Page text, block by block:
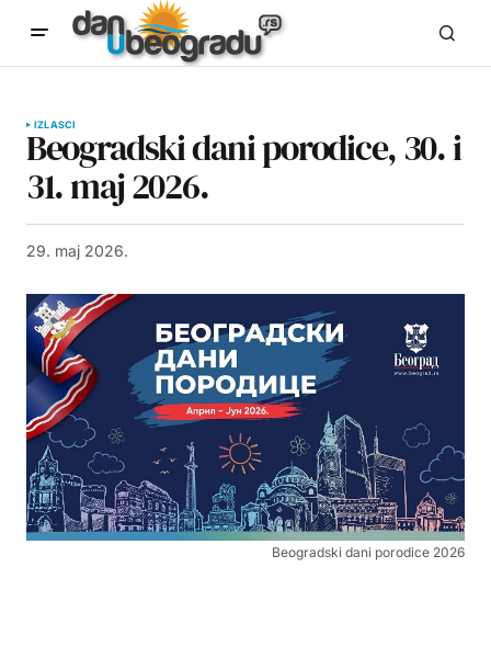
IZLASCI
Beogradski dani porodice, 30. i
31. maj 2026.
29. maj 2026.
Beogradski dani porodice 2026